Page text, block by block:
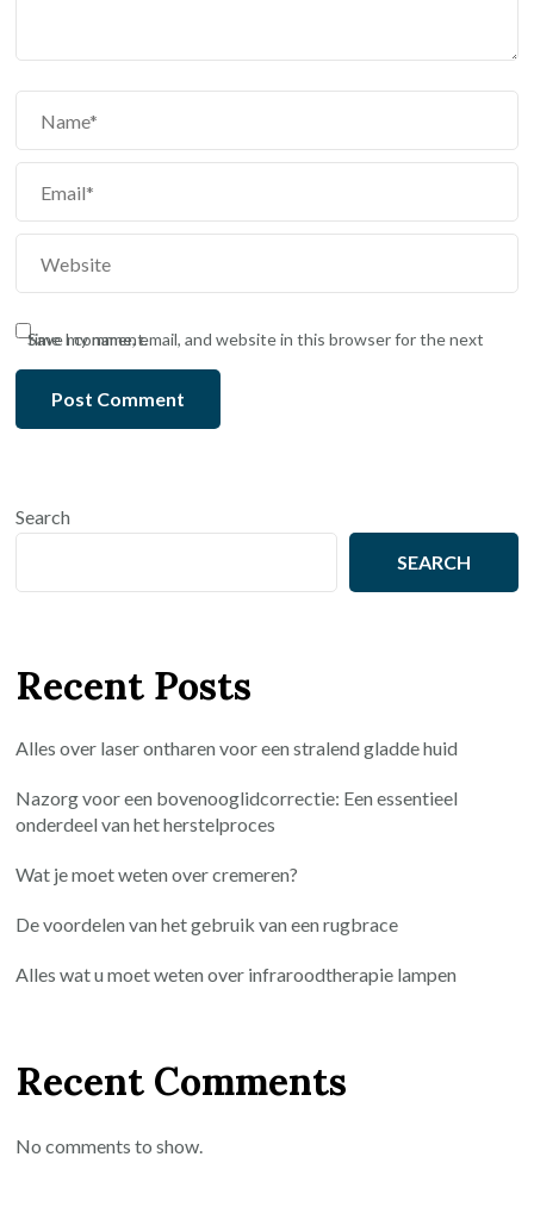
Save my name, email, and website in this browser for the next time I comment.
Search
SEARCH
Recent Posts
Alles over laser ontharen voor een stralend gladde huid
Nazorg voor een bovenooglidcorrectie: Een essentieel
onderdeel van het herstelproces
Wat je moet weten over cremeren?
De voordelen van het gebruik van een rugbrace
Alles wat u moet weten over infraroodtherapie lampen
Recent Comments
No comments to show.